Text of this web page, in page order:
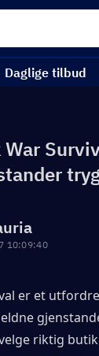
Daglige tilbud
War
10:09:40
er et
riktig